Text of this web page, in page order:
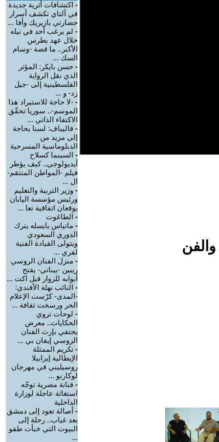
- اكتشافات أثرية جديدة
في ألتاي تكشف أسرار
حضارتي بازيريك وأفا ...
- لم يرغب أحد في نيله
خلال عهد بطرس
الأكبر.. ما قصة -وسام
السك ...
- حسن بايكر: المؤثر
الذي نقل الرواية
الفلسطينية إلى -جيل
زد- و ...
- -لا حاجة للاستيراد هذا
الموسم-.. سوريا تحقّق
الاكتفاء الذاتي ...
- قاليباف: لسنا بحاجة
إلى مزيد من
الدبلوماسية المسرحية
- السينما كسلاح
أيديولوجي.. كيف يؤطر
فيلم -المواطن المنتقم-
ال ...
- وزير التربية والتعليم
ورئيس مؤسسة اليابان
يوقعان اتفاقية تعا ...
- الطاغوت
- ماتياس يايسله يترك
الدوري السعودي
ويتولى القيادة الفنية
لفري ...
- منزل الفنان الروسي
ريبين -بيناتي- يفتح
أبوابه للزوار قبل اكت ...
- النائب نهلة الأفندي:
-المدى- كرّست الإعلام
الحر ورسخت ثقافة ...
- لوحات تروي
الحكايات.. معرض
يحتفي بإرث الفنان
الروسي إيفان بي ...
- تكريم الممثلة
الإيطالية إيزابيلا
روسيليني في مهرجان
لوكارنو ...
- فنانة مصرية توجّه
استغاثة عاجلة لوزارة
الداخلية
- أصالة تعود إلى دمشق
بعد غياب.. رحلة إلى
البيوت التي خبأت طفو
...